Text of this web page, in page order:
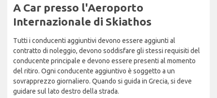
A Car presso l'Aeroporto
Internazionale di Skiathos
Tutti i conducenti aggiuntivi devono essere aggiunti al
contratto di noleggio, devono soddisfare gli stessi requisiti del
conducente principale e devono essere presenti al momento
del ritiro. Ogni conducente aggiuntivo è soggetto a un
sovrapprezzo giornaliero. Quando si guida in Grecia, si deve
guidare sul lato destro della strada.